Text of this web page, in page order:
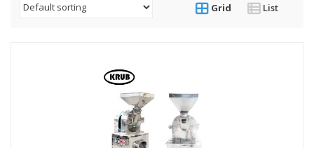
Grid List